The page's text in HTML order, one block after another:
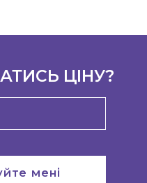
ЦІНУ?
мені